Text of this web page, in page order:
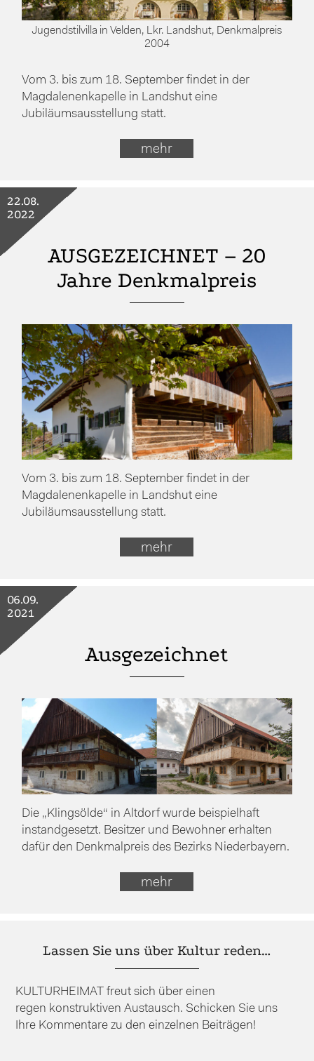
Jugendstilvilla in Velden, Lkr. Landshut, Denkmalpreis
2004
Vom 3. bis zum 18. September findet in der
Magdalenenkapelle in Landshut eine
Jubiläumsausstellung statt.
mehr
AUSGEZEICHNET – 20
Jahre Denkmalpreis
22.08.
2022
Vom 3. bis zum 18. September findet in der
Magdalenenkapelle in Landshut eine
Jubiläumsausstellung statt.
mehr
Ausgezeichnet
06.09.
2021
Die „Klingsölde“ in Altdorf wurde beispielhaft
instandgesetzt. Besitzer und Bewohner erhalten
dafür den Denkmalpreis des Bezirks Niederbayern.
mehr
Lassen Sie uns über Kultur reden…
KULTURHEIMAT freut sich über einen
regen konstruktiven Austausch. Schicken Sie uns
Ihre Kommentare zu den einzelnen Beiträgen!